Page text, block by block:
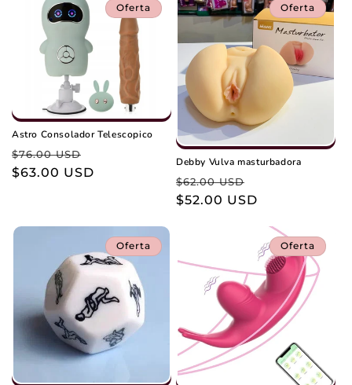
Oferta
Astro Consolador Telescopico
Precio
habitual
$76.00 USD
de
$63.00 USD
Oferta
Debby Vulva masturbadora
Precio
habitual
$62.00 USD
de
$52.00 USD
Oferta Oferta